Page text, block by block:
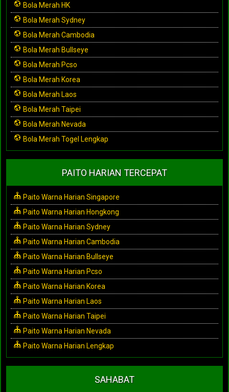
Bola Merah HK
Bola Merah Sydney
Bola Merah Cambodia
Bola Merah Bullseye
Bola Merah Pcso
Bola Merah Korea
Bola Merah Laos
Bola Merah Taipei
Bola Merah Nevada
Bola Merah Togel Lengkap
PAITO HARIAN TERCEPAT
Paito Warna Harian Singapore
Paito Warna Harian Hongkong
Paito Warna Harian Sydney
Paito Warna Harian Cambodia
Paito Warna Harian Bullseye
Paito Warna Harian Pcso
Paito Warna Harian Korea
Paito Warna Harian Laos
Paito Warna Harian Taipei
Paito Warna Harian Nevada
Paito Warna Harian Lengkap
SAHABAT